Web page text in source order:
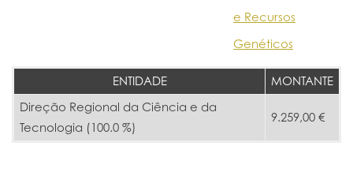
e Recursos
Genéticos
ENTIDADE
MONTANTE
Direção Regional da Ciência e da
Tecnologia (100.0 %)
9.259,00 €